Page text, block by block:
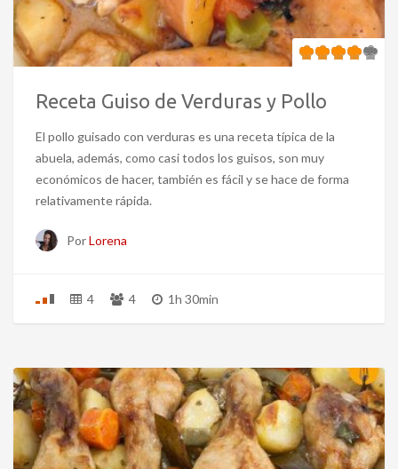
Receta Guiso de Verduras y Pollo
El pollo guisado con verduras es una receta típica de la
abuela, además, como casi todos los guisos, son muy
económicos de hacer, también es fácil y se hace de forma
relativamente rápida.
PorLorena
4 4 1h 30min